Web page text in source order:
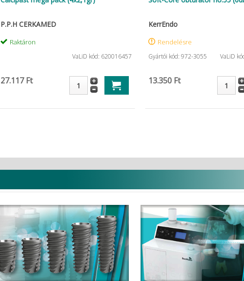
P.P.H CERKAMED
Raktáron
VaLiD kód: 620016457
27.117 Ft
KerrEndo
Rendelésre
Gyártói kód: 972-3055 VaLiD
13.350 Ft